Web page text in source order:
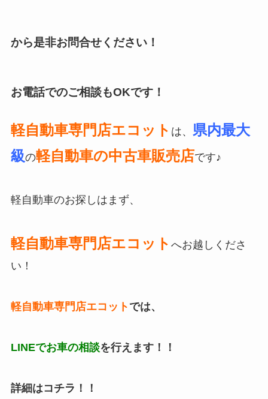
から是非お問合せください！
お電話でのご相談もOKです！
軽自動車専門店エコット は、
県内最大
級の軽自動車の中古車販売店です♪
軽自動車のお探しはまず、
軽自動車専門店エコット へお越しくださ
い！
軽自動車専門店エコット では、
LINEでお車の相談を行えます！！
詳細はコチラ！！